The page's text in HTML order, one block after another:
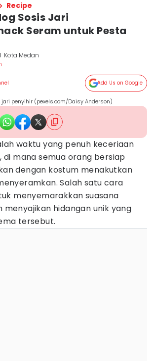
Recipe
Sosis Jari
Seram untuk Pesta
Kota Medan
Add Us on Google
penyihir (pexels.com/Daisy Anderson)
waktu yang penuh keceriaan
di mana semua orang bersiap
dengan kostum menakutkan
Salah satu cara
menyemarakkan suasana
menyajikan hidangan unik yang
tersebut.